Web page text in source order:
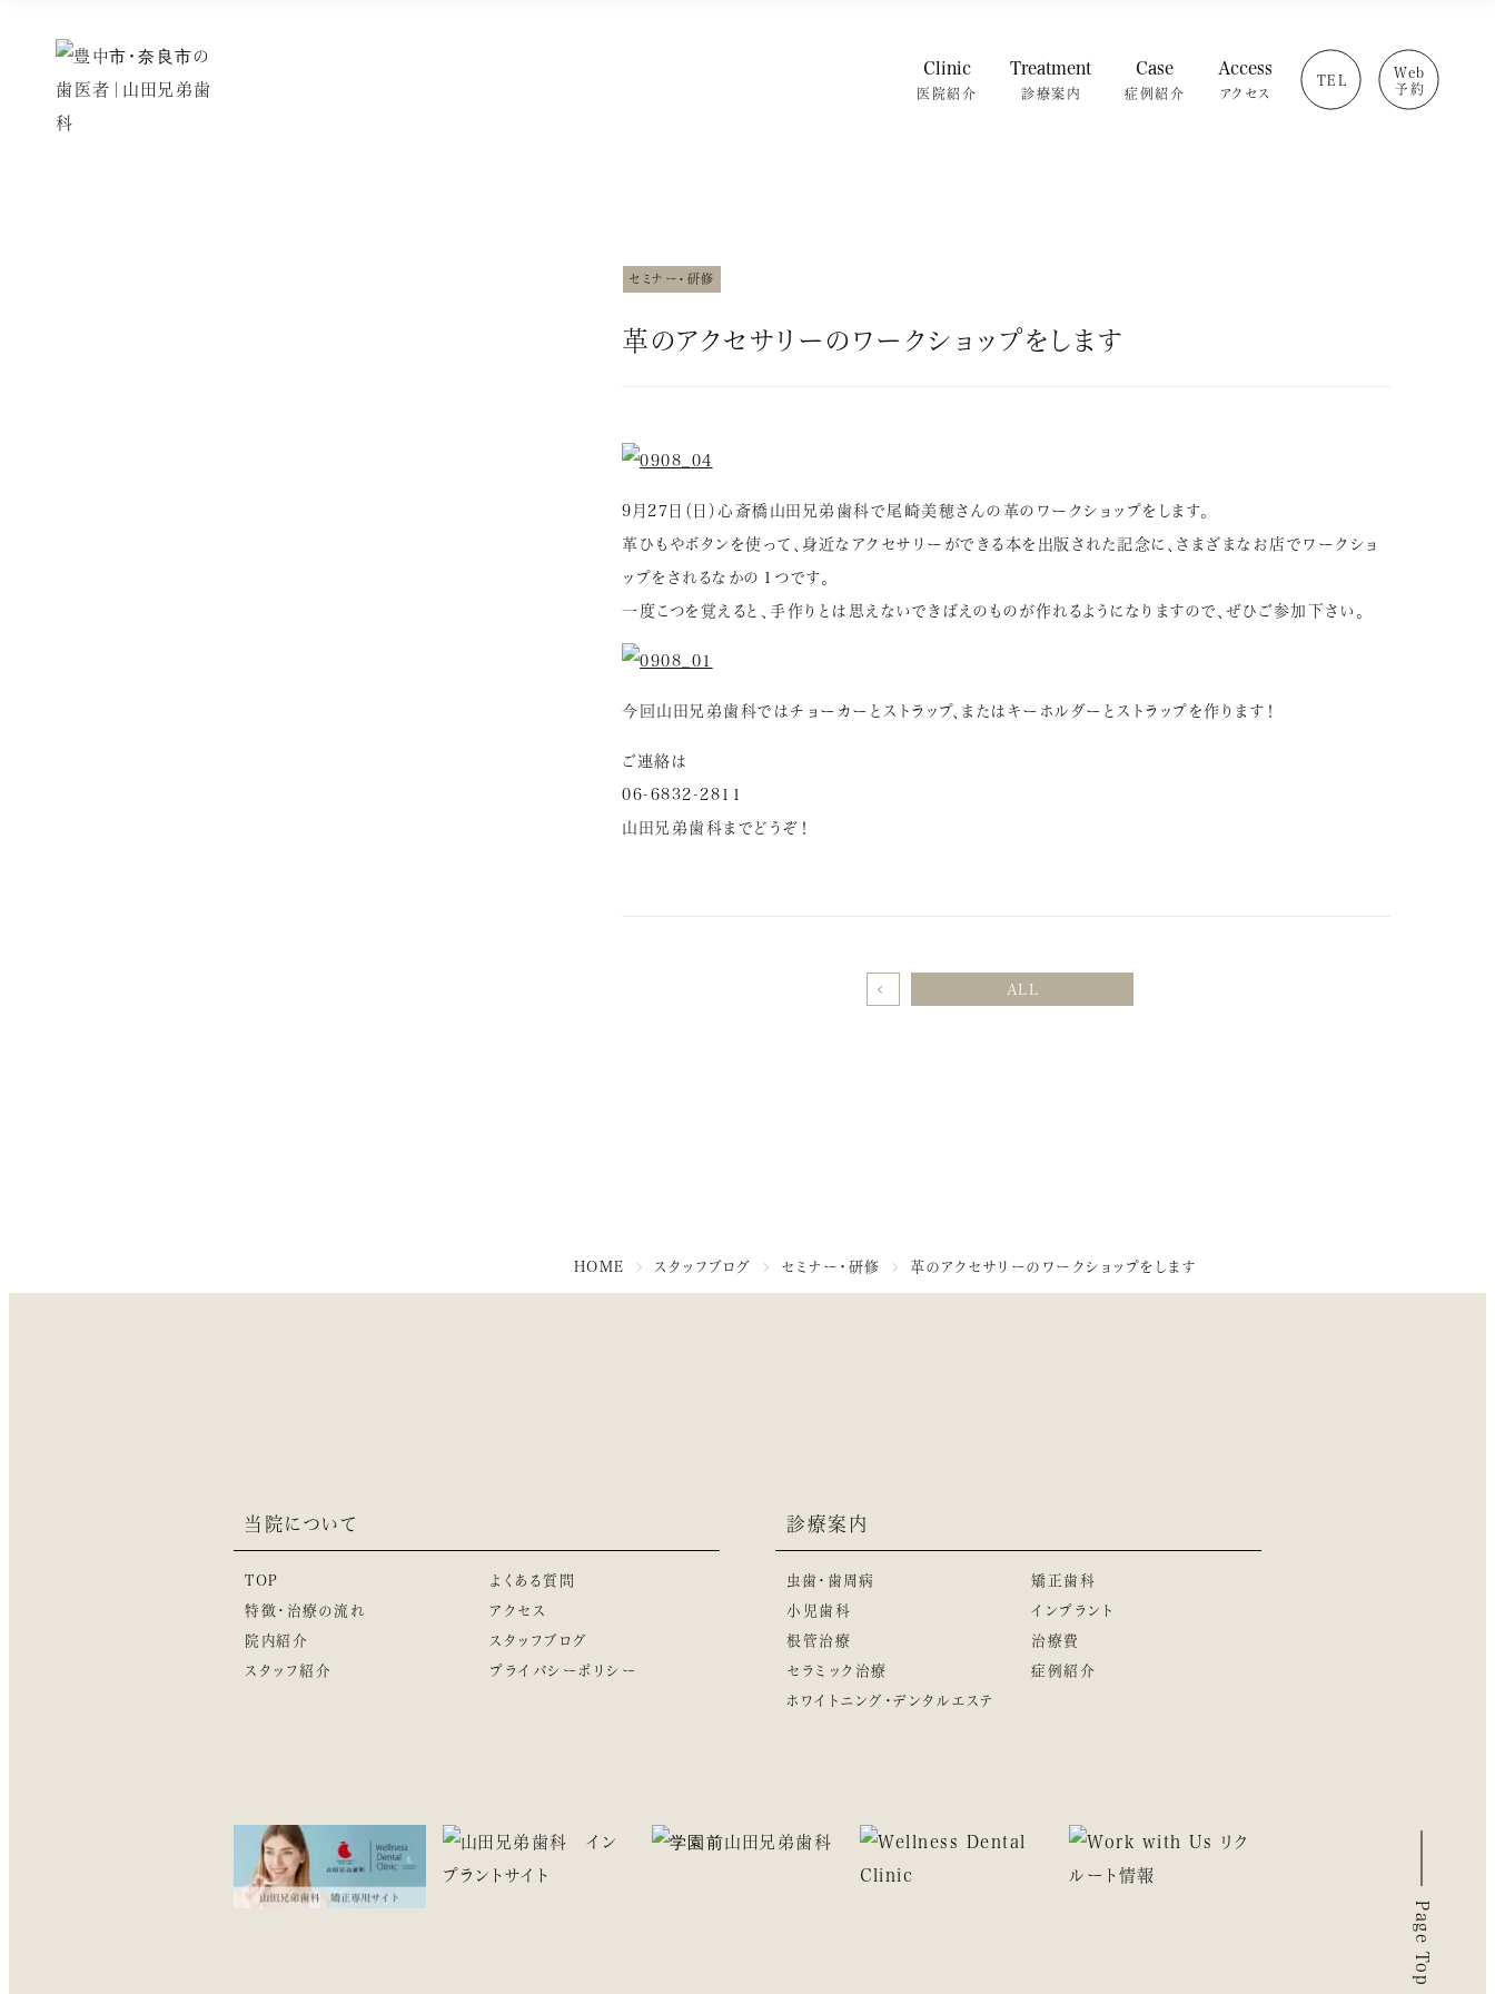
Clinic
医院紹介
Treatment
診療案内
治療費
Case
症例紹介
Access
アクセス
TEL
Web
予約
セミナー・研修
革のアクセサリーのワークショップをします
9月27日（日）心斎橋山田兄弟歯科で尾崎美穂さんの革のワークショップをします。
革ひもやボタンを使って、身近なアクセサリーができる本を出版された記念に、さまざまなお店でワークショ
ップをされるなかの１つです。
一度こつを覚えると、手作りとは思えないできばえのものが作れるようになりますので、ぜひご参加下さい。
今回山田兄弟歯科ではチョーカーとストラップ、またはキーホルダーとストラップを作ります！
ご連絡は
06-6832-2811
山田兄弟歯科までどうぞ！
ALL
HOME スタッフブログ セミナー・研修 革のアクセサリーのワークショップをします
当院について
TOP
特徴・治療の流れ
院内紹介
スタッフ紹介
よくある質問
アクセス
スタッフブログ
プライバシーポリシー
診療案内
虫歯・歯周病
小児歯科
根管治療
セラミック治療
ホワイトニング・デンタルエステ
矯正歯科
インプラント
治療費
症例紹介
Page Top